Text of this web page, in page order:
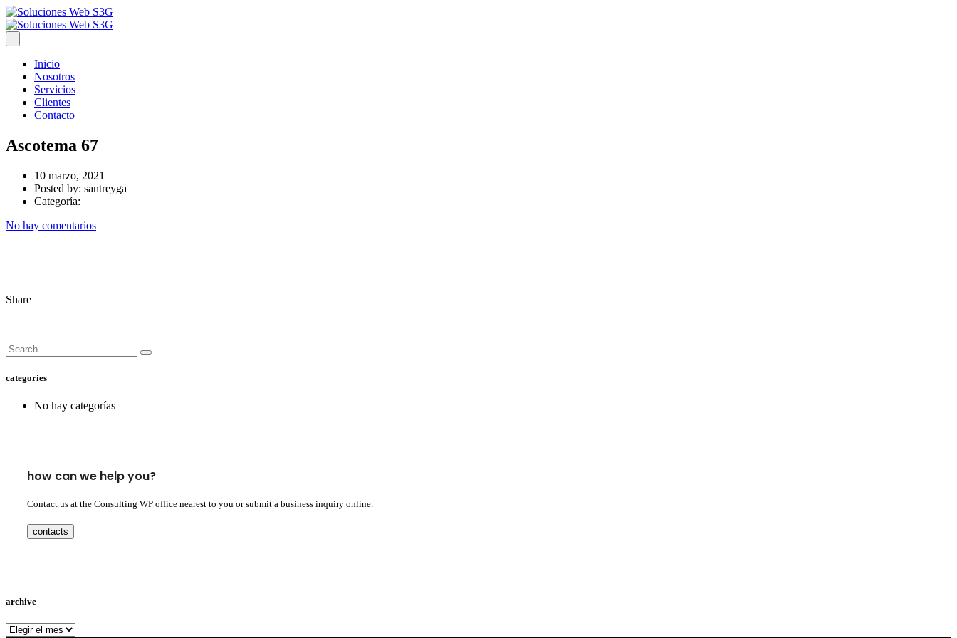
Inicio
Nosotros
Servicios
Clientes
Contacto
Ascotema 67
10 marzo, 2021
Posted by: santreyga
Categoría:
No hay comentarios
Share
categories
No hay categorías
how can we help you?
Contact us at the Consulting WP office nearest to you or submit a business inquiry online.
contacts
archive
archive